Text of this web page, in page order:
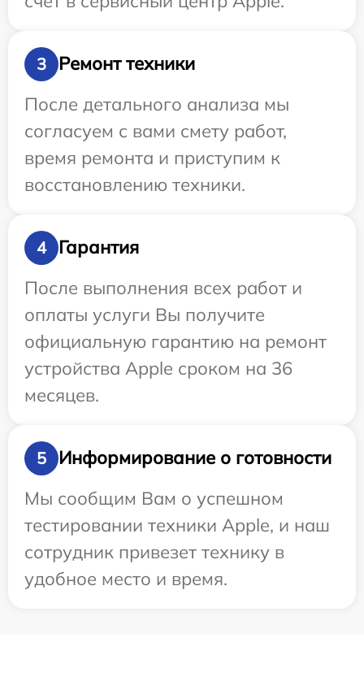
3
Ремонт техники
После детального анализа мы
согласуем с вами смету работ,
время ремонта и приступим к
восстановлению техники.
4
Гарантия
После выполнения всех работ и
оплаты услуги Вы получите
официальную гарантию на ремонт
устройства Apple сроком на 36
месяцев.
5
Информирование о готовности
Мы сообщим Вам о успешном
тестировании техники Apple, и наш
сотрудник привезет технику в
удобное место и время.